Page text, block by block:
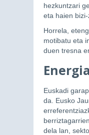
hezkuntzari
eta haien
Horrela,
motibatu eta
duen tresna
Euskadi
da. Eusko
dela lan,